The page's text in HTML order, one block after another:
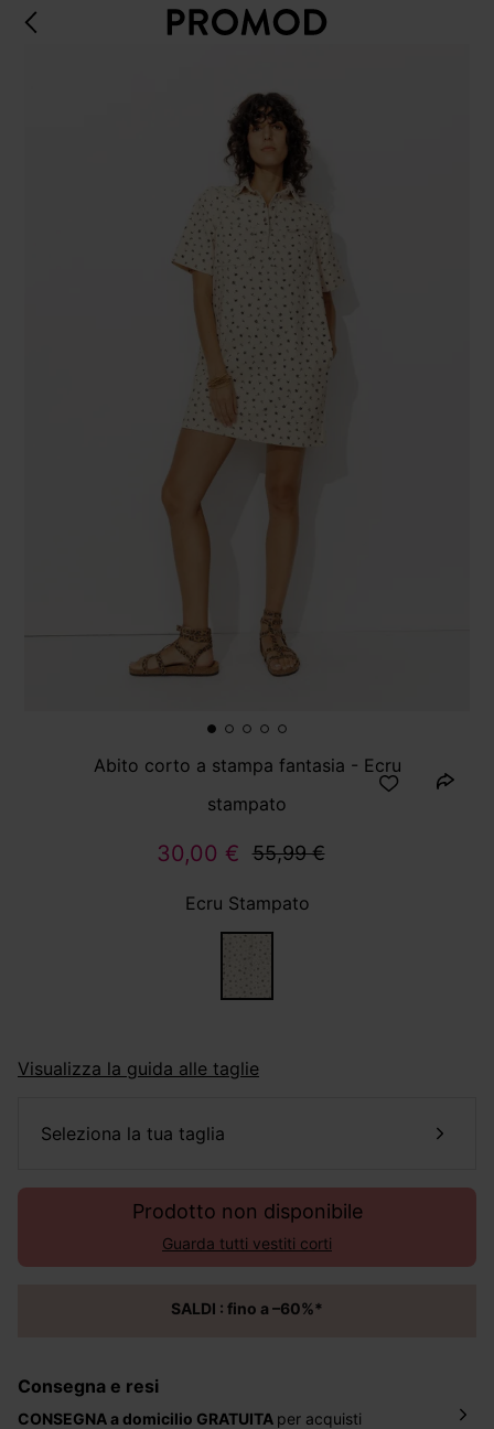
Abito corto a stampa fantasia - Ecru
stampato
30,00 € 55,99 €
Ecru Stampato
Visualizza la guida alle taglie
seleziona la tua taglia
Prodotto non disponibile
Guarda tutti vestiti corti
SALDI : fino a –60%*
Consegna e resi
CONSEGNA a domicilio GRATUITA per acquisti